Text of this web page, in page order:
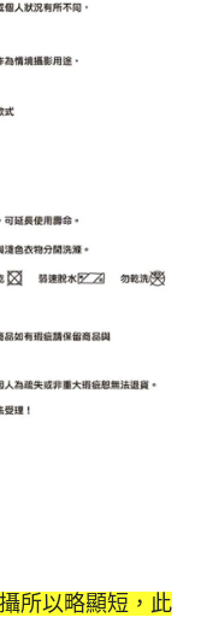
所以略顯短，此